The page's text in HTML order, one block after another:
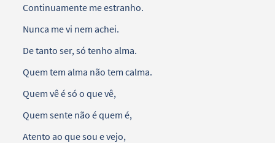
Continuamente me estranho.
Nunca me vi nem achei.
De tanto ser, só tenho alma.
Quem tem alma não tem calma.
Quem vê é só o que vê,
Quem sente não é quem é,
Atento ao que sou e vejo,